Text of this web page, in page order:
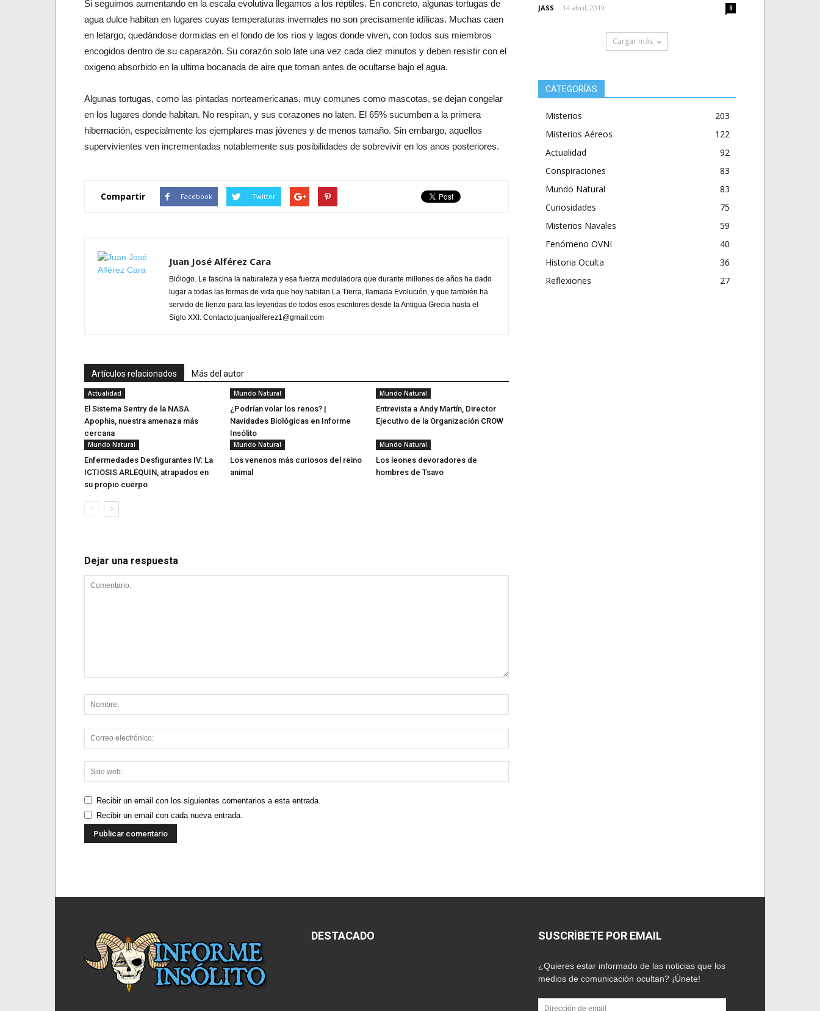
Si seguimos aumentando en la escala evolutiva llegamos a los reptiles. En concreto, algunas tortugas de
agua dulce habitan en lugares cuyas temperaturas invernales no son precisamente idílicas. Muchas caen
en letargo, quedándose dormidas en el fondo de los ríos y lagos donde viven, con todos sus miembros
encogidos dentro de su caparazón. Su corazón solo late una vez cada diez minutos y deben resistir con el
oxigeno absorbido en la ultima bocanada de aire que toman antes de ocultarse bajo el agua.
Algunas tortugas, como las pintadas norteamericanas, muy comunes como mascotas, se dejan congelar
en los lugares donde habitan. No respiran, y sus corazones no laten. El 65% sucumben a la primera
hibernación, especialmente los ejemplares mas jóvenes y de menos tamaño. Sin embargo, aquellos
supervivientes ven incrementadas notablemente sus posibilidades de sobrevivir en los anos posteriores.
Compartir Facebook Twitter
Juan José Alférez Cara
Biólogo. Le fascina la naturaleza y esa fuerza moduladora que durante millones de años ha dado
lugar a todas las formas de vida que hoy habitan La Tierra, llamada Evolución, y que también ha
servido de lienzo para las leyendas de todos esos escritores desde la Antigua Grecia hasta el
Siglo XXI. Contacto:juanjoalferez1@gmail.com
Artículos relacionados Más del autor
Actualidad
El Sistema Sentry de la NASA.
Apophis, nuestra amenaza más
cercana
Mundo Natural
¿Podrían volar los renos? |
Navidades Biológicas en Informe
Insólito
Mundo Natural
Entrevista a Andy Martín, Director
Ejecutivo de la Organización CROW
Mundo Natural
Enfermedades Desfigurantes IV: La
ICTIOSIS ARLEQUIN, atrapados en
su propio cuerpo
Mundo Natural
Los venenos más curiosos del reino
animal
Mundo Natural
Los leones devoradores de
hombres de Tsavo
Dejar una respuesta
Recibir un email con los siguientes comentarios a esta entrada.
Recibir un email con cada nueva entrada.
JASS - 14 abril, 2019 8
Cargar más
CATEGORÍAS
Misterios
203
Misterios Aéreos
122
Actualidad
92
Conspiraciones
83
Mundo Natural
83
Curiosidades
75
Misterios Navales
59
Fenómeno OVNI
40
Historia Oculta
36
Reflexiones
27
DESTACADO SUSCRÍBETE POR EMAIL
¿Quieres estar informado de las noticias que los
medios de comunicación ocultan? ¡Únete!
Dirección